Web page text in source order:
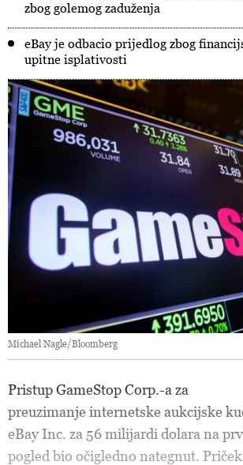
zbog golemog zaduženja
eBay je odbacio prijedlog zbog
upitne isplativosti
Michael Nagle/Bloomberg
Pristup GameStop Corp.-a za
preuzimanje internetske aukcijske
eBay Inc. za 56 milijardi dolara na
pogled bio očigledno nategnut.